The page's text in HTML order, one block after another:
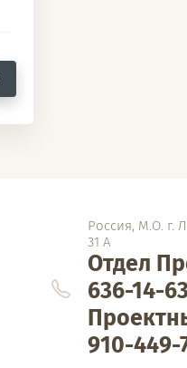
Россия, М.О. г.
31 А
Отдел
636-14-
910-449-